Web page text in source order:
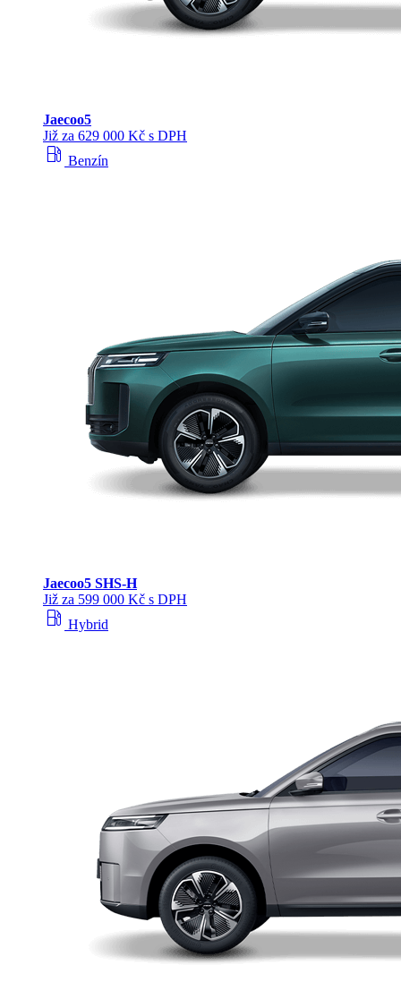
Jaecoo5
Již za 629 000 Kč s DPH
local_gas_station Benzín
Jaecoo5 SHS-H
Již za 599 000 Kč s DPH
local_gas_station Hybrid